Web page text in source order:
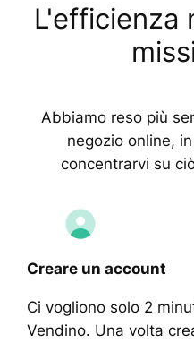
L'efficienza
Abbiamo reso più
negozio online,
concentrarvi su
Creare un account
Ci vogliono solo 2
Vendino. Una volta